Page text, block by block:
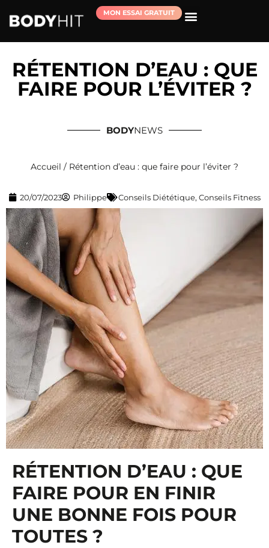
MON ESSAI GRATUIT
RÉTENTION D’EAU : QUE
FAIRE POUR L’ÉVITER ?
BODYNEWS
Accueil / Rétention d’eau : que faire pour l’éviter ?
20/07/2023 Philippe Conseils Diététique, Conseils Fitness
RÉTENTION D’EAU : QUE
FAIRE POUR EN FINIR
UNE BONNE FOIS POUR
TOUTES ?